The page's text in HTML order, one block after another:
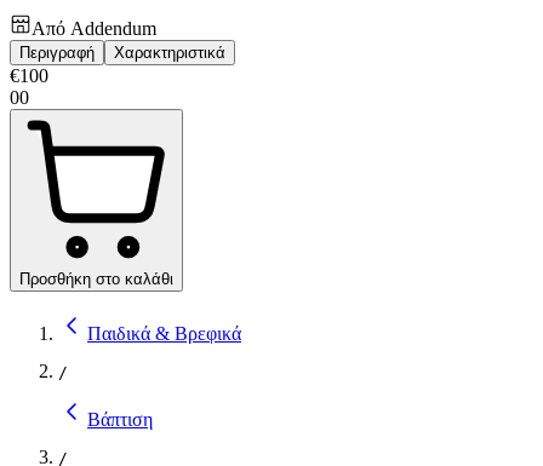
Από Addendum
Περιγραφή Χαρακτηριστικά
€100
00
Προσθήκη στο καλάθι
Παιδικά & Βρεφικά
/
Βάπτιση
/